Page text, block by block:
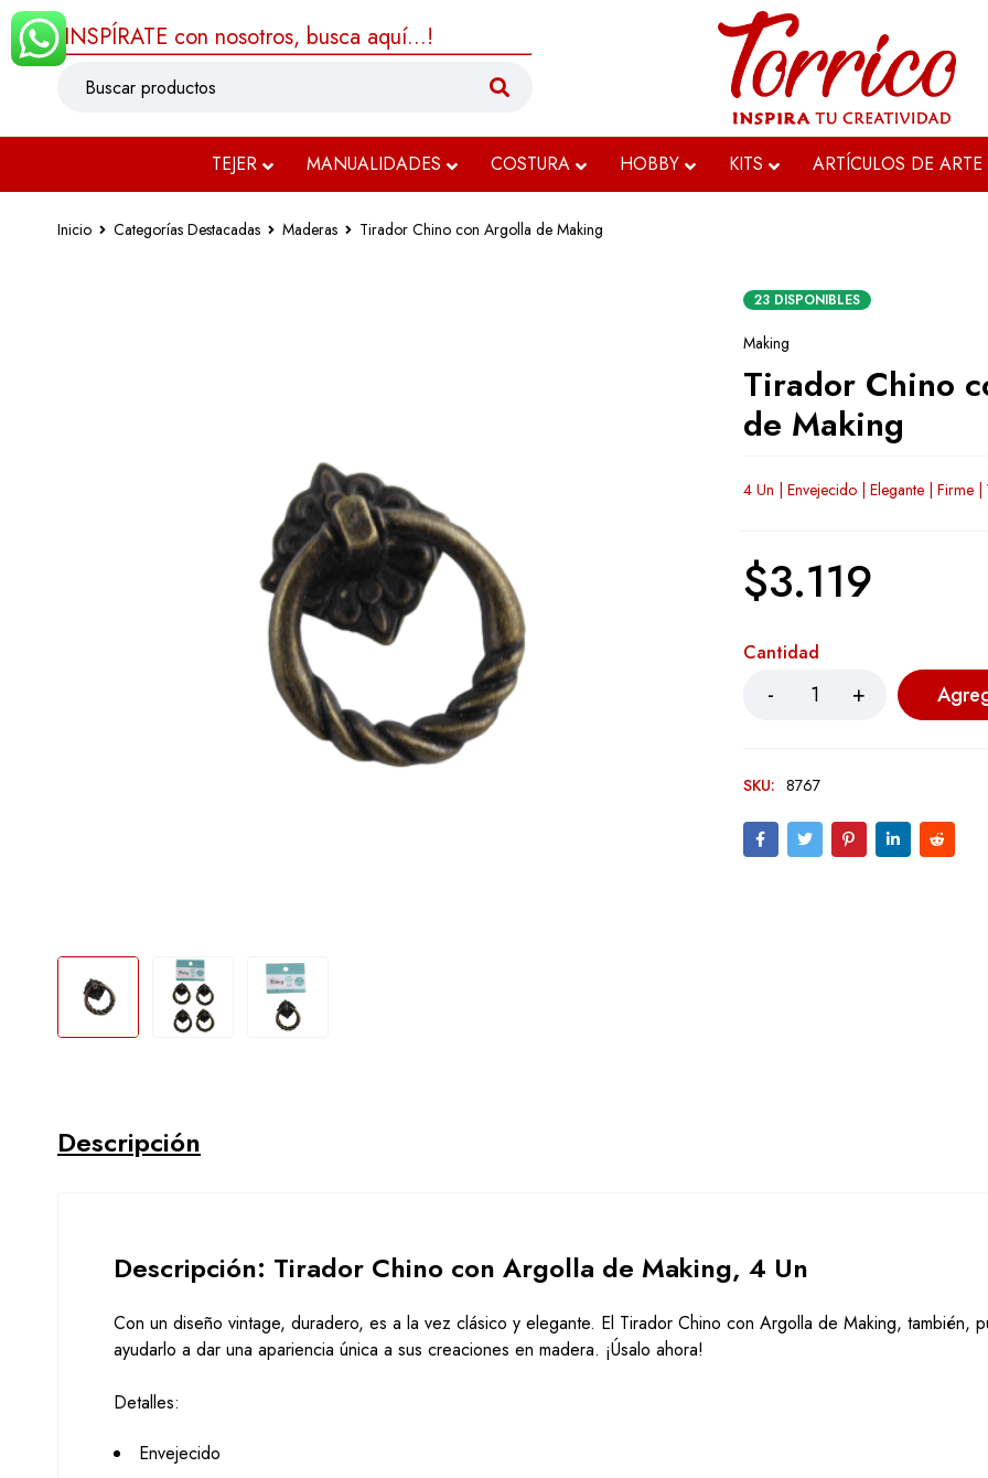
¡INSPÍRATE con nosotros, busca aquí...!
TEJER MANUALIDADES COSTURA HOBBY KITS ARTÍCULOS DE ARTE
Inicio Categorías Destacadas Maderas Tirador Chino con Argolla de Making
23 DISPONIBLES
Making
Tirador Chino
de Making
4 Un | Envejecido | Elegante | Firme
$3.119
Cantidad
SKU: 8767
Descripción
Descripción: Tirador Chino con Argolla de Making, 4 Un
Con un diseño vintage, duradero, es a la vez clásico y elegante. El Tirador Chino con Argolla de Making, también,
ayudarlo a dar una apariencia única a sus creaciones en madera. ¡Úsalo ahora!
Detalles:
Envejecido